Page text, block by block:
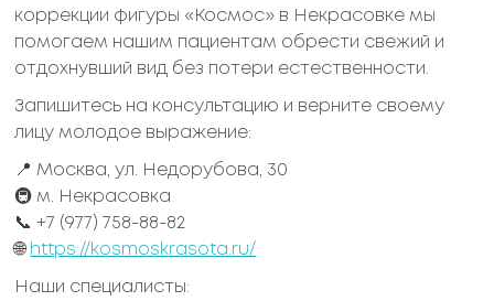
коррекции фигуры «Космос» в Некрасовке мы
помогаем нашим пациентам обрести свежий и
отдохнувший вид без потери естественности.
Запишитесь на консультацию и верните своему
лицу молодое выражение:
📍 Москва, ул. Недорубова, 30
🚇 м. Некрасовка
📞 +7 (977) 758-88-82
🌐 https://kosmoskrasota.ru/
Наши специалисты: